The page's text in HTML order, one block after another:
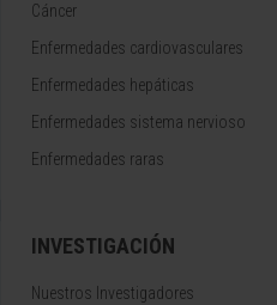
Cáncer
Enfermedades cardiovasculares
Enfermedades hepáticas
Enfermedades sistema nervioso
Enfermedades raras
INVESTIGACIÓN
Nuestros Investigadores